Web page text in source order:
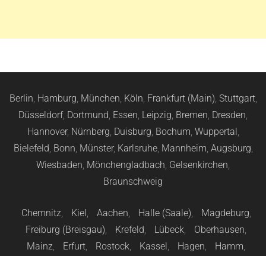
Berlin, Hamburg, München, Köln, Frankfurt (Main), Stuttgart,
Düsseldorf, Dortmund, Essen, Leipzig, Bremen, Dresden,
Hannover, Nürnberg, Duisburg, Bochum, Wuppertal,
Bielefeld, Bonn, Münster, Karlsruhe, Mannheim, Augsburg,
Wiesbaden, Mönchengladbach, Gelsenkirchen,
Braunschweig
Chemnitz, Kiel, Aachen, Halle (Saale), Magdeburg,
Freiburg (Breisgau), Krefeld, Lübeck, Oberhausen,
Mainz, Erfurt, Rostock, Kassel, Hagen, Hamm,